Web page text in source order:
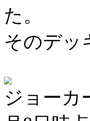
た。
そのデッ
ジョー